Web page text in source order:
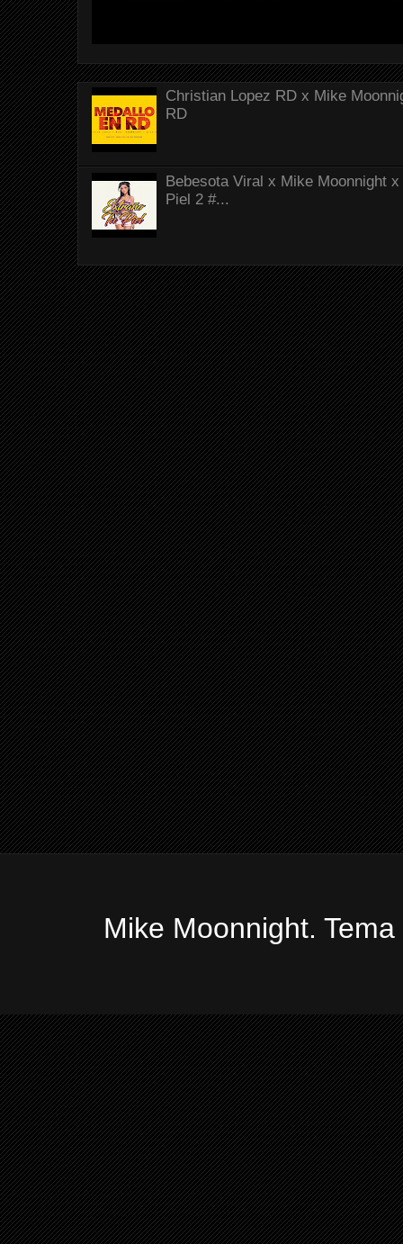
Christian Lopez RD x Mike
RD
Bebesota Viral x Mike Moonnight
Piel 2 #...
Mike Moonnight.